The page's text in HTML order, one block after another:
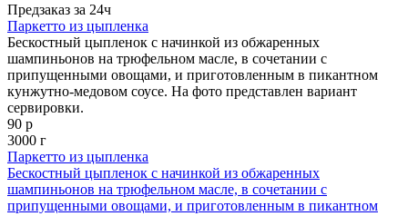
Предзаказ за 24ч
Паркетто из цыпленка
Бескостный цыпленок с начинкой из обжаренных
шампиньонов на трюфельном масле, в сочетании с
припущенными овощами, и приготовленным в пикантном
кунжутно-медовом соусе. На фото представлен вариант
сервировки.
90 р
3000 г
Паркетто из цыпленка
Бескостный цыпленок с начинкой из обжаренных
шампиньонов на трюфельном масле, в сочетании с
припущенными овощами, и приготовленным в пикантном